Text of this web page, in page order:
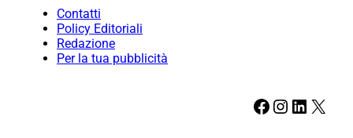
Contatti
Policy Editoriali
Redazione
Per la tua pubblicità
Facebook Instagram LinkedIn X